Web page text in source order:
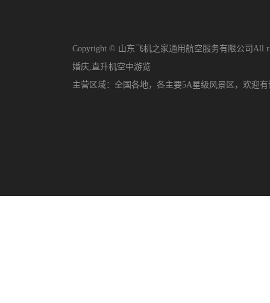
Copyright © 山东飞机之家通用航空服务有限公司All
婚庆, 直升机空中游览
主营区域： 全国各地，各主要5A星级风景区，欢迎